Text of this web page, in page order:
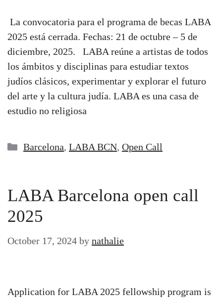
La convocatoria para el programa de becas LABA
2025 está cerrada. Fechas: 21 de octubre – 5 de
diciembre, 2025. LABA reúne a artistas de todos
los ámbitos y disciplinas para estudiar textos
judíos clásicos, experimentar y explorar el futuro
del arte y la cultura judía. LABA es una casa de
estudio no religiosa
Categories
Barcelona, LABA BCN, Open Call
LABA Barcelona open call
2025
October 17, 2024 by nathalie
Application for LABA 2025 fellowship program is